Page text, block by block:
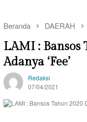
Beranda DAERAH
LAMI :
Adanya ‘Fee’
Redaksi
07/04/2021